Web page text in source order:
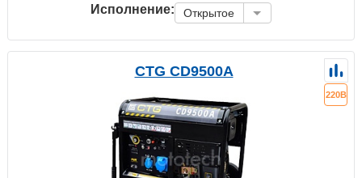
Исполнение: Открытое
CTG CD9500A
220В